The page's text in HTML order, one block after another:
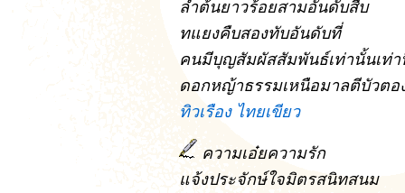
ลำต้นยาวร้อยสามอันดับสืบ
ทแยงคืบสองทับอันดับที่
คนมีบุญสัมผัสสัมพันธ์เท่านั้นเท่า
ดอกหญ้าธรรมเหนือมาลตีบัวตอ
ทิวเรือง ไทยเขียว
ความเอ๋ยความรัก
แจ้งประจักษ์ใจมิตรสนิทสนม